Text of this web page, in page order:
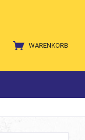
WARENKORB